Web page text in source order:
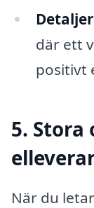
där ett
positivt
5. Stora
När du